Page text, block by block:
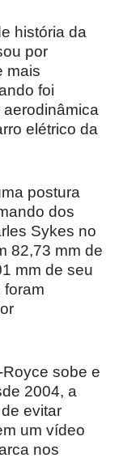
história da
por
mais
foi
elétrico da
postura
dos
Sykes no
82,73 mm de
mm de seu
foram
sobe e
2004, a
evitar
um vídeo
nos